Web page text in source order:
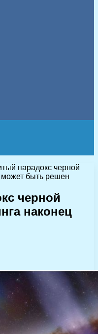
парадокс черной
быть решен
черной
наконец